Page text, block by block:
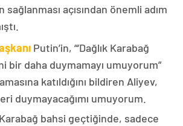
sağlanması açısından önemli adım
Putin’in, “‘Dağlık Karabağ
bir daha duymamayı umuyorum”
katıldığını bildiren Aliyev,
duymayacağımı umuyorum.
Karabağ bahsi geçtiğinde, sadece